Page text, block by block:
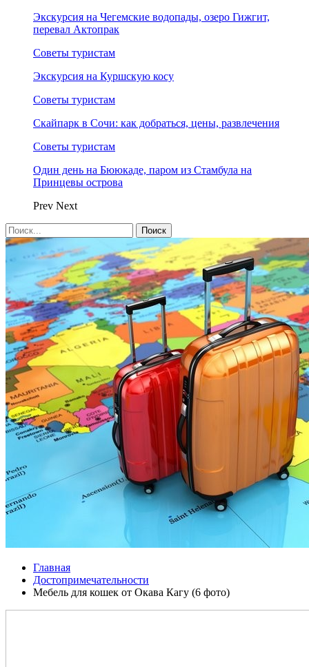
Экскурсия на Чегемские водопады, озеро Гижгит,
перевал Актопрак
Советы туристам
Экскурсия на Куршскую косу
Советы туристам
Скайпарк в Сочи: как добраться, цены, развлечения
Советы туристам
Один день на Бююкаде, паром из Стамбула на
Принцевы острова
Prev Next
Главная
Достопримечательности
Мебель для кошек от Окава Кагу (6 фото)